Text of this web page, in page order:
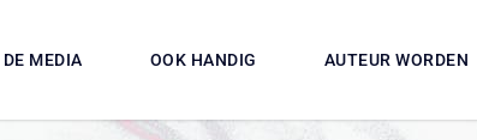
MEDIA OOK HANDIG AUTEUR WORDEN